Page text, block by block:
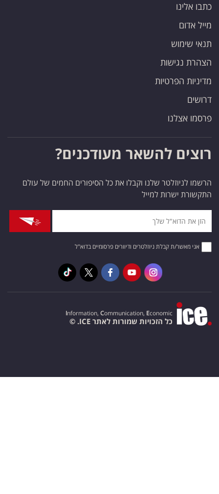
כתבו אלינו
מייל אדום
תנאי שימוש
הצהרת נגישות
מדיניות הפרטיות
דרושים
פרסמו אצלנו
רוצים להשאר מעודכנים?
הרשמו לניוזלטר שלנו וקבלו את כל הסיפורים החמים של עולם
התקשורת ישרות למייל
אני מאשר/ת קבלת ניוזלטרים ודיוורים פרסומיים בדוא"ל
Information, Communication, Economic
כל הזכויות שמורות לאתר ICE. ©